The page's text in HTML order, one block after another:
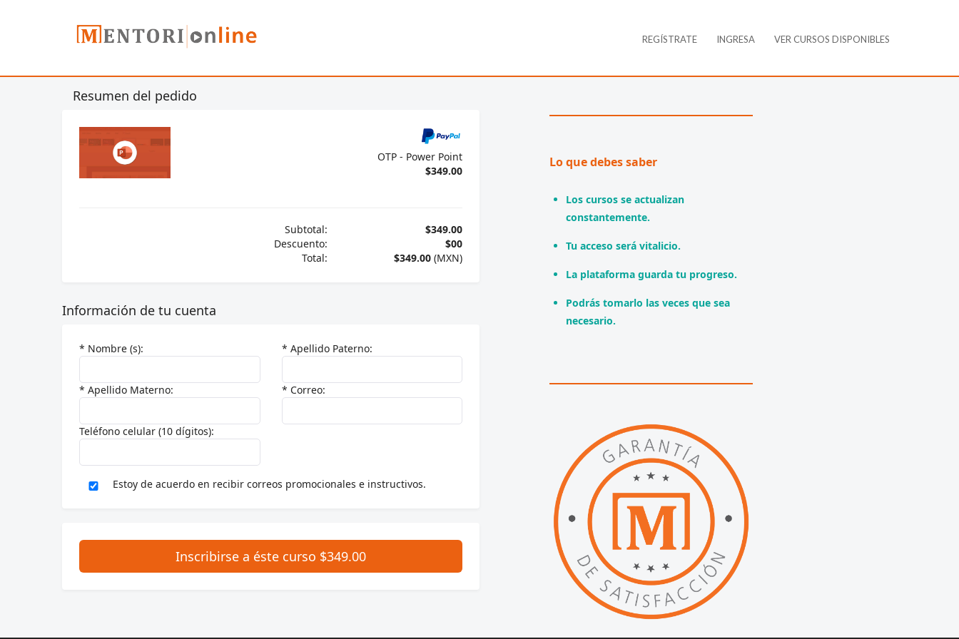
REGÍSTRATE INGRESA VER CURSOS DISPONIBLES
Resumen del pedido
OTP - Power Point
$349.00
Subtotal:
$349.00
Descuento:
$00
Total:
$349.00 (MXN)
Información de tu cuenta
* Nombre (s): * Apellido Paterno:
* Apellido Materno: * Correo:
Teléfono celular (10 dígitos):
Estoy de acuerdo en recibir correos promocionales e instructivos.
Lo que debes saber
Los cursos se actualizan
constantemente.
Tu acceso será vitalicio.
La plataforma guarda tu progreso.
Podrás tomarlo las veces que sea
necesario.